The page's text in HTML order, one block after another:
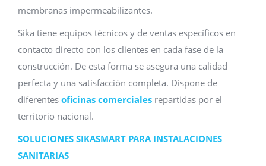
membranas impermeabilizantes.
Sika tiene equipos técnicos y de ventas específicos en
contacto directo con los clientes en cada fase de la
construcción. De esta forma se asegura una calidad
perfecta y una satisfacción completa. Dispone de
diferentes oficinas comerciales repartidas por el
territorio nacional.
SOLUCIONES SIKASMART PARA INSTALACIONES
SANITARIAS